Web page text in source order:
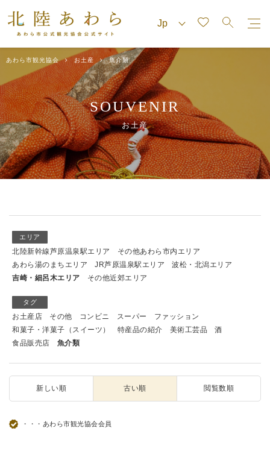
あわら市観光協会 お土産 魚介類
SOUVENIR
お土産
エリア
北陸新幹線芦原温泉駅エリア
その他あわら市内エリア
あわら湯のまちエリア
JR芦原温泉駅エリア
波松・北潟エリア
吉崎・細呂木エリア
その他近郊エリア
タグ
お土産店 その他 コンビニ スーパー
ファッション
和菓子・洋菓子（スイーツ）
特産品の紹介 美術工芸品
酒
食品販売店
魚介類
新しい順 古い順 閲覧数順
・・・あわら市観光協会会員